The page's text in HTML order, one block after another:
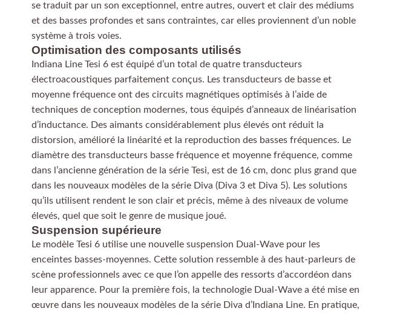
se traduit par un son exceptionnel, entre autres, ouvert et clair des médiums
et des basses profondes et sans contraintes, car elles proviennent d’un noble
système à trois voies.
Optimisation des composants utilisés
Indiana Line Tesi 6 est équipé d’un total de quatre transducteurs
électroacoustiques parfaitement conçus. Les transducteurs de basse et
moyenne fréquence ont des circuits magnétiques optimisés à l’aide de
techniques de conception modernes, tous équipés d’anneaux de linéarisation
d’inductance. Des aimants considérablement plus élevés ont réduit la
distorsion, amélioré la linéarité et la reproduction des basses fréquences. Le
diamètre des transducteurs basse fréquence et moyenne fréquence, comme
dans l’ancienne génération de la série Tesi, est de 16 cm, donc plus grand que
dans les nouveaux modèles de la série Diva (Diva 3 et Diva 5). Les solutions
qu’ils utilisent rendent le son clair et précis, même à des niveaux de volume
élevés, quel que soit le genre de musique joué.
Suspension supérieure
Le modèle Tesi 6 utilise une nouvelle suspension Dual-Wave pour les
enceintes basses-moyennes. Cette solution ressemble à des haut-parleurs de
scène professionnels avec ce que l’on appelle des ressorts d’accordéon dans
leur apparence. Pour la première fois, la technologie Dual-Wave a été mise en
œuvre dans les nouveaux modèles de la série Diva d’Indiana Line. En pratique,